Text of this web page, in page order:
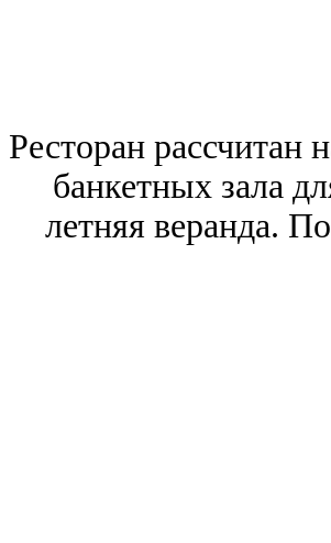
Ресторан рассчитан
банкетных зала
летняя веранда.